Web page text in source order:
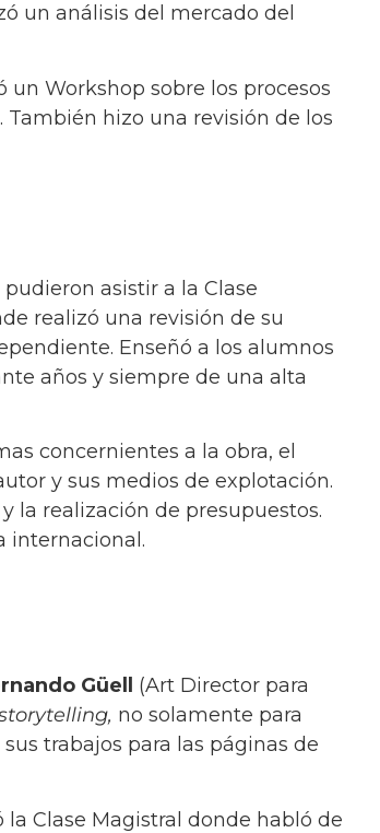
un análisis del mercado del
un Workshop sobre los procesos
hizo una revisión de los
asistir a la Clase
realizó una revisión de su
Enseñó a los alumnos
años y siempre de una alta
concernientes a la obra, el
y sus medios de explotación.
la realización de presupuestos.
internacional.
Güell
(Art Director para
no solamente para
trabajos para las páginas de
la Clase Magistral donde habló de